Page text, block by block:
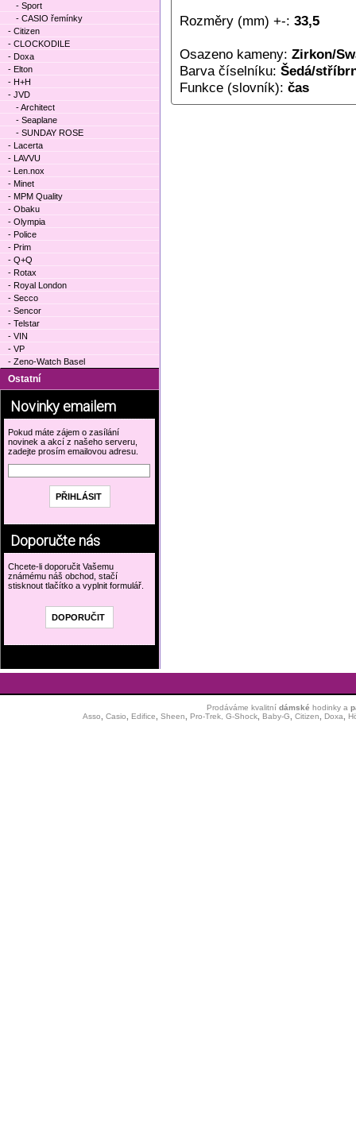
Rozměry (mm) +-: 33,5
Osazeno kameny: Zirkon/
Barva číselníku: Šedá/
Funkce (slovník): čas
- Sport
- CASIO řemínky
- Citizen
- CLOCKODILE
- Doxa
- Elton
- H+H
- JVD
- Architect
- Seaplane
- SUNDAY ROSE
- Lacerta
- LAVVU
- Len.nox
- Minet
- MPM Quality
- Obaku
- Olympia
- Police
- Prim
- Q+Q
- Rotax
- Royal London
- Secco
- Sencor
- Telstar
- VIN
- VP
- Zeno-Watch Basel
Ostatní
Novinky emailem
Pokud máte zájem o zasílání
novinek a akcí z našeho serveru,
zadejte prosím emailovou adresu.
Doporučte nás
Chcete-li doporučit Vašemu
známému náš obchod, stačí
stisknout tlačítko a vyplnit formulář.
Prodáváme kvalitní dámské hodinkya
Asso
Casio Edifice Sheen Pro-Trek, G-Shock, Baby-G Citizen Doxa